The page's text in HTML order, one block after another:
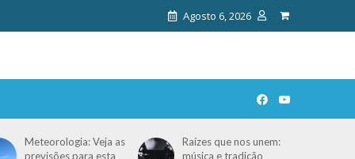
Agosto 6, 2026
Meteorologia: Veja as
previsões para esta
Raízes que nos unem:
música e tradição